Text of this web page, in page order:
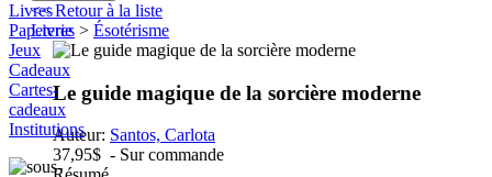
Livres
Papeterie
Jeux
Cadeaux
Cartes-
cadeaux
Institutions
<< Retour à la liste
Livres > Ésotérisme
Le guide magique de la sorcière moderne
Auteur: Santos, Carlota
37,95$ - Sur commande